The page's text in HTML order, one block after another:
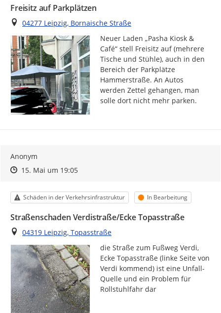
Freisitz auf Parkplätzen
Ort
04277 Leipzig, Bornaische Straße
Neuer Laden „Pasha Kiosk &
Café“ stell Freisitz auf (mehrere
Tische und Stühle), auch in den
Bereich der Parkplätze
Hammerstraße. An Autos
werden Zettel gehangen, man
solle dort nicht mehr parken.
Anonym
Zeitpunkt des Erstellens
Zeitpunkt des Erstellens
15. Mai um 19:05Zur Äußerung
Kategorie
Schäden in der Verkehrsinfrastruktur Status
In Bearbeitung
Straßenschaden Verdistraße/Ecke Topasstraße
Ort
04319 Leipzig, Topasstraße
die Straße zum Fußweg Verdi,
Ecke Topasstraße (linke Seite von
Verdi kommend) ist eine Unfall-
Quelle und ein Problem für
Rollstuhlfahr dar